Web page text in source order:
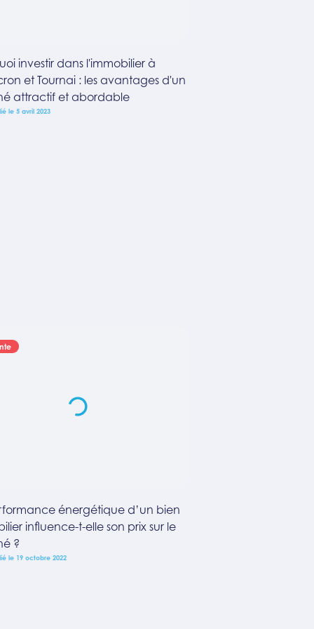
investir dans l'immobilier à
et Tournai : les avantages d'un
attractif et abordable
le 5 avril 2023
énergétique d’un bien
influence-t-elle son prix sur le
?
le 19 octobre 2022